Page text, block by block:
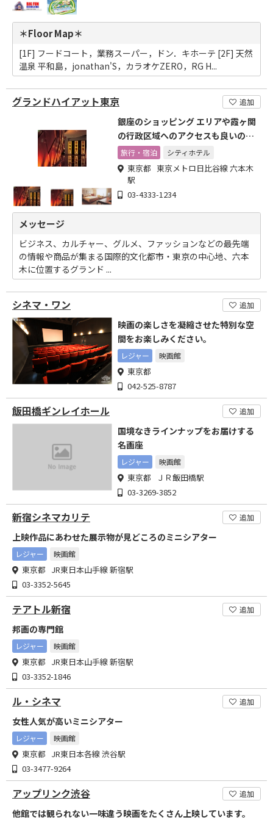
＊Floor Map＊
[1F] フードコート，業務スーパー，ドン．キホーテ [2F] 天然
温泉 平和島，jonathan'S，カラオケZERO，RG H...
グランドハイアット東京 追加
銀座のショッピング エリアや霞ヶ関
の行政区域へのアクセスも良いのが
特徴です。
旅行・宿泊 シティホテル
東京都 東京メトロ日比谷線 六本木
駅
03-4333-1234
メッセージ
ビジネス、カルチャー、グルメ、ファッションなどの最先端
の情報や商品が集まる国際的文化都市・東京の​中心地、六本
木に位置するグランド ...
シネマ・ワン 追加
映画の楽しさを凝縮させた特別な空
間をお楽しみください。
レジャー 映画館
東京都
042-525-8787
飯田橋ギンレイホール 追加
国境なきラインナップをお届けする
名画座
レジャー 映画館
東京都 ＪＲ飯田橋駅
03-3269-3852
新宿シネマカリテ 追加
上映作品にあわせた展示物が見どころのミニシアター
レジャー 映画館
東京都 JR東日本山手線 新宿駅
03-3352-5645
テアトル新宿 追加
邦画の専門館
レジャー 映画館
東京都 JR東日本山手線 新宿駅
03-3352-1846
ル・シネマ 追加
女性人気が高いミニシアター
レジャー 映画館
東京都 JR東日本各線 渋谷駅
03-3477-9264
アップリンク渋谷 追加
他館では観られない一味違う映画をたくさん上映しています。